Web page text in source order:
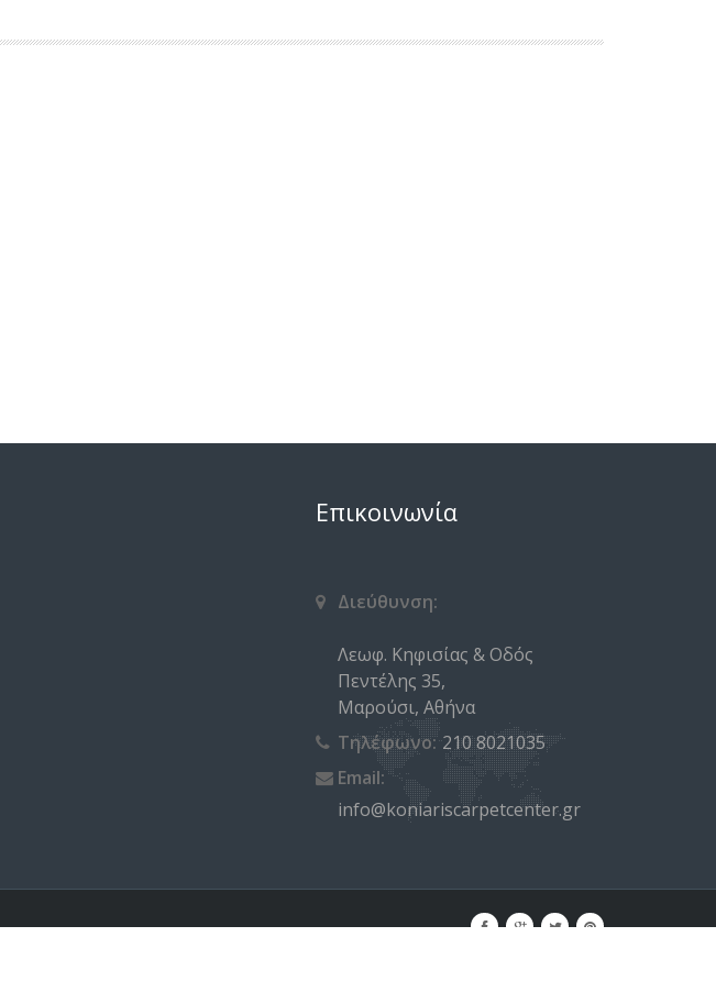
Επικοινωνία
Διεύθυνση:
Λεωφ. Κηφισίας & Οδός
Πεντέλης 35,
Μαρούσι, Αθήνα
Τηλέφωνο: 210 8021035
Email:
info@koniariscarpetcenter.gr